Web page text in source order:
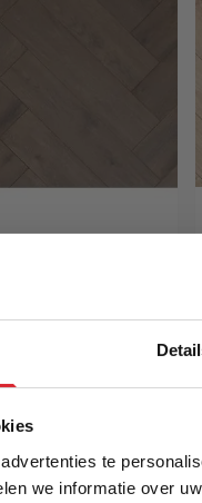
te
we informatie over
Eiken